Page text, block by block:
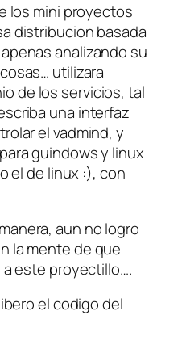
los mini proyectos
distribucion basada
analizando su
utilizara
de los servicios, tal
una interfaz
el vadmind, y
guindows y linux
el de linux :), con
aun no logro
la mente de que
este proyectillo….
el codigo del